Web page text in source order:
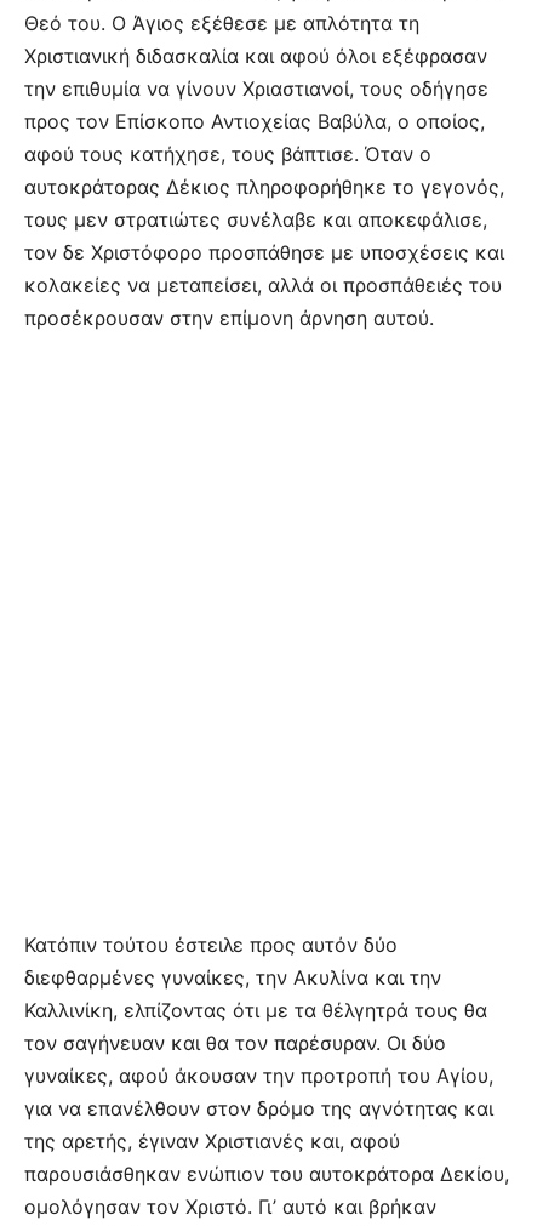
Θεό του. Ο Άγιος εξέθεσε με απλότητα τη
Χριστιανική διδασκαλία και αφού όλοι εξέφρασαν
την επιθυμία να γίνουν Χριαστιανοί, τους οδήγησε
προς τον Επίσκοπο Αντιοχείας Βαβύλα, ο οποίος,
αφού τους κατήχησε, τους βάπτισε. Όταν ο
αυτοκράτορας Δέκιος πληροφορήθηκε το γεγονός,
τους μεν στρατιώτες συνέλαβε και αποκεφάλισε,
τον δε Χριστόφορο προσπάθησε με υποσχέσεις και
κολακείες να μεταπείσει, αλλά οι προσπάθειές του
προσέκρουσαν στην επίμονη άρνηση αυτού.
Κατόπιν τούτου έστειλε προς αυτόν δύο
διεφθαρμένες γυναίκες, την Ακυλίνα και την
Καλλινίκη, ελπίζοντας ότι με τα θέλγητρά τους θα
τον σαγήνευαν και θα τον παρέσυραν. Οι δύο
γυναίκες, αφού άκουσαν την προτροπή του Αγίου,
για να επανέλθουν στον δρόμο της αγνότητας και
της αρετής, έγιναν Χριστιανές και, αφού
παρουσιάσθηκαν ενώπιον του αυτοκράτορα Δεκίου,
ομολόγησαν τον Χριστό. Γι’ αυτό και βρήκαν